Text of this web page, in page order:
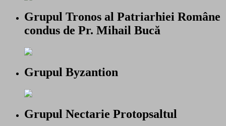
Grupul Tronos al Patriarhiei Române
condus de Pr. Mihail Bucă
Grupul Byzantion
Grupul Nectarie Protopsaltul